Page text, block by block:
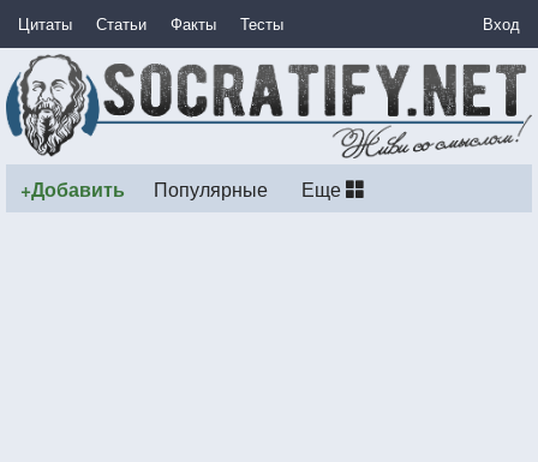
Цитаты Статьи Факты Тесты Вход
+Добавить Популярные Еще